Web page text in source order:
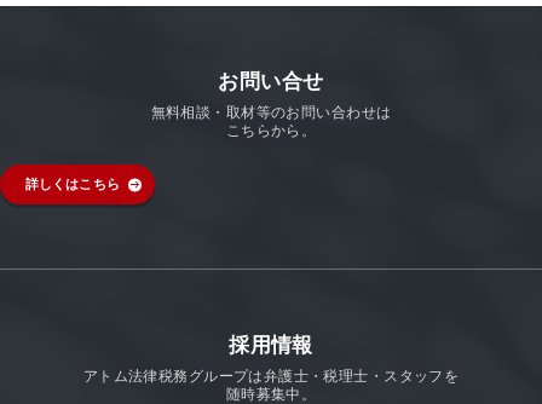
お問い合せ
無料相談・取材等のお問い合わせは
こちらから。
詳しくはこちら
採用情報
アトム法律税務グループは弁護士・税理士・スタッフを
随時募集中。